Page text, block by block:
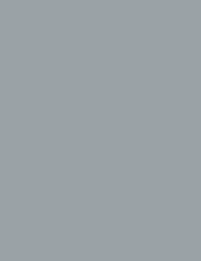
der Internet-
Systems und
die
auf
Systeme
Daten und
auf
werden
unserer